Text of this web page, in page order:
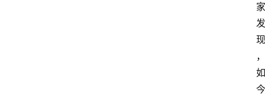
家
发
现
，
如
今